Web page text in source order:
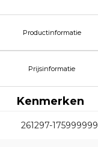
Productinformatie
Prijsinformatie
Kenmerken
261297-175999999